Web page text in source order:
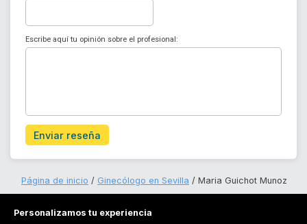
Escribe aquí tu opinión sobre el profesional:
Enviar reseña
Página de inicio Ginecólogo en Sevilla Maria Guichot Munoz
Personalizamos tu experiencia